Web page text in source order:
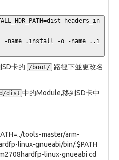
headers_in
name .install -o -name ..i
卡的 /boot/ 路徑下並更改名
dist 中的Module,移到SD卡中
tools-master/arm-
linux-gnueabi/bin/:$PATH
linux-gnueabi cd